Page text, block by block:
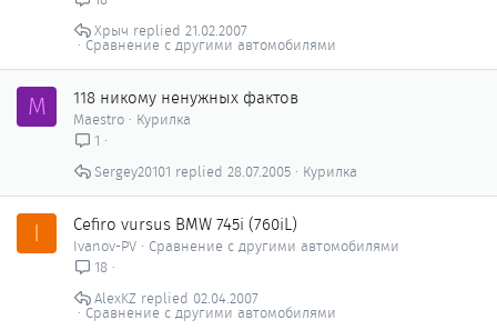
Сравнение с другими автомобилями
21.02.2007
Хрыч
M 118 никому ненужных фактов
Maestro
Курилка
1
Курилка
28.07.2005
Sergey20101
I Cefiro vursus BMW 745i (760iL)
Ivanov-PV
Сравнение с другими автомобилями
18
Сравнение с другими автомобилями
02.04.2007
AlexKZ